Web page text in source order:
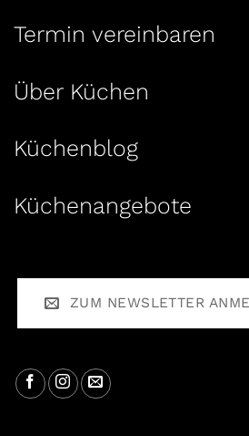
Termin vereinbaren
Über Küchen
Küchenblog
Küchenangebote
ZUM NEWSLETTER